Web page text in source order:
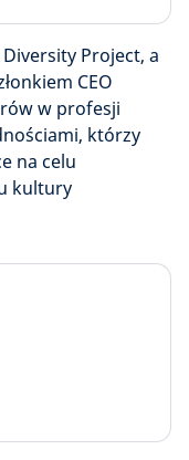
Project, a
CEO
w profesji
którzy
na celu
kultury